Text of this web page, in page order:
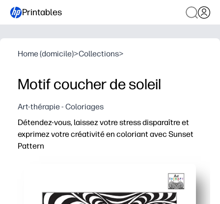
Printables
Home (domicile)>Collections>
Motif coucher de soleil
Art-thérapie - Coloriages
Détendez-vous, laissez votre stress disparaître et
exprimez votre créativité en coloriant avec Sunset
Pattern
Concentration apaisante : les lignes fluides du
Développement des compétences : renforce le